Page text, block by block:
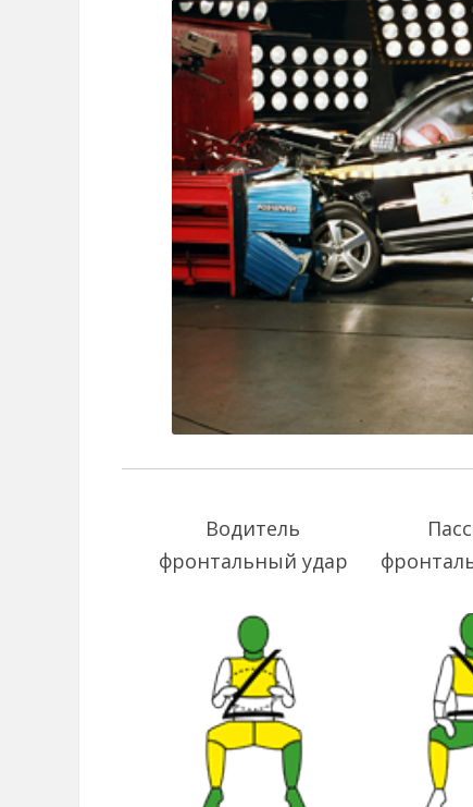
Водитель
фронтальный удар